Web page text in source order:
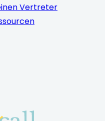
Vertreter